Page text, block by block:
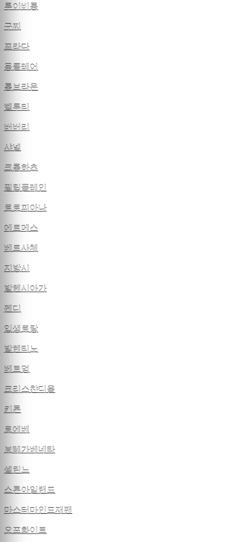
루이비통
구찌
프라다
몽클레어
톰브라운
벨루티
버버리
샤넬
크롬하츠
필립플레인
로로피아나
에르메스
베르사체
지방시
발렌시아가
펜디
입생로랑
발렌티노
베트멍
크리스챤디올
키톤
로에베
보테가베네타
셀린느
스톤아일랜드
마스터마인드재팬
오프화이트